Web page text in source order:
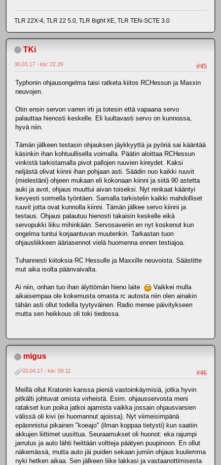
TLR 22X-4, TLR 22 5.0, TLR 8ight XE, TLR TEN-SCTE 3.0
TKi
#45
30.03.17 - klo: 22.39
Typhonin ohjausongelma taisi ratketa kiitos RCHessun ja Maxxin
neuvojen.
Otin ensin servon varren irti ja totesin että vapaana servo
palauttaa hienosti keskelle. Eli luultavasti servo on kunnossa,
hyvä niin.
Tämän jälkeen testasin ohjauksen jäykkyyttä ja pyöriä sai kääntää
käsinkin ihan kohtuullisella voimalla. Päätin aloittaa RCHessun
vinkistä tarkistamalla pivot pallojen ruuvien kireydet. Kaksi
neljästä olivat kiinni ihan pohjaan asti. Säädin nuo kaikki ruuvit
(mielestäni) ohjeen mukaan eli kokonaan kiinni ja siitä 90 astetta
auki ja avot, ohjaus muuttui aivan toiseksi. Nyt renkaat kääntyi
kevyesti sormella työntäen. Samalla tarkistelin kaikki mahdolliset
ruuvit jotta ovat kunnolla kiinni. Tämän jälkee servo kiinni ja
testaus. Ohjaus palautuu hienosti takaisin keskelle eikä
servopukki liiku mihinkään. Servosaveriin en nyt koskenut kun
ongelma tuntui korjaantuvan muutenkin. Tarkastan tuon
ohjausliikkeen ääriasennot vielä huomenna ennen testiajoa.
Tuhannesti kiitoksia RC Hessulle ja Maxxille neuvoista. Säästitte
mut aika isolta päänvaivalta.
Ai niin, onhan tuo ihan älyttömän hieno laite
Vaikkei mulla
aikaisempaa ole kokemusta omasta rc autosta niin olen ainakin
tähän asti ollut todella tyytyväinen. Radio menee päivitykseen
mutta sen heikkous oli toki tiedossa.
migus
#46
03.04.17 - klo: 09.11
Meillä ollut Kratonin kanssa pieniä vastoinkäymisiä, jotka hyvin
pitkälti johtuvat omista virheistä. Esim. ohjausservosta meni
ratakset kun poika jatkoi ajamista vaikka jossain ohjausvarsien
välissä oli kivi (ei huomannut ajoissa). Nyt viimeisimpänä
epäonnistui pikainen "koeajo" (ilman koppaa tietysti) kun saatiin
akkujen liittimet uusittua. Seuraamukset oli huonot: eka rajumpi
jarrutus ja auto lähti heittään voltteja päätyen puupinoon. En ollut
näkemässä, mutta auto jäi puiden sekaan jumiin ohjaus kuulemma
nyki hetken aikaa. Sen jälkeen liike lakkasi ja vastaanottimisesta